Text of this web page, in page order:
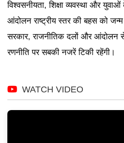
विश्वसनीयता, शिक्षा व्यवस्था और
आंदोलन राष्ट्रीय स्तर की बहस को
सरकार, राजनीतिक दलों और आंदोलन
रणनीति पर सबकी नजरें टिकी रहेंगी।
WATCH VIDEO